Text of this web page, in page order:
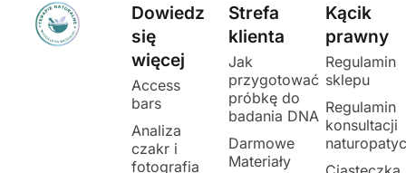
Dowiedz
się
więcej
Access
bars
Analiza
czakr i
fotografia
Strefa
klienta
Jak
przygotować
próbkę do
badania DNA
Darmowe
Materiały
Kącik
prawny
Regulamin
sklepu
Regulamin
konsultacji